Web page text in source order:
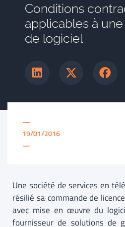
Conditions
applicables à
de logiciel
—
19/01/2016
—
Une société de services en
résilié sa commande de
avec mise en œuvre du
fournisseur de solutions de